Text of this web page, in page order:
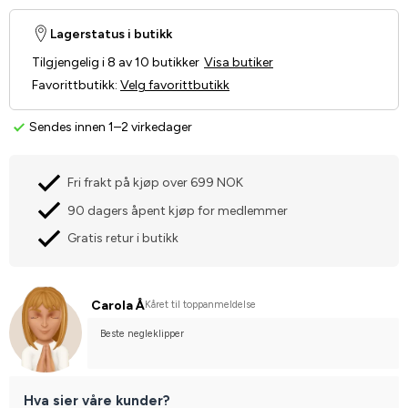
Sendes innen 1–2 virkedager
Lagerstatus i butikk
Tilgjengelig i 8 av 10 butikker Visa butiker
Favorittbutikk: Velg favorittbutikk
Fri frakt på kjøp over 699 NOK
90 dagers åpent kjøp for medlemmer
Gratis retur i butikk
Carola ÅKåret til toppanmeldelse
Beste negleklipper
Hva sier våre kunder?